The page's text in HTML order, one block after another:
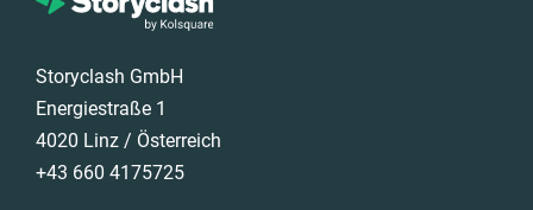
Storyclash GmbH
Energiestraße 1
4020 Linz / Österreich
+43 660 4175725